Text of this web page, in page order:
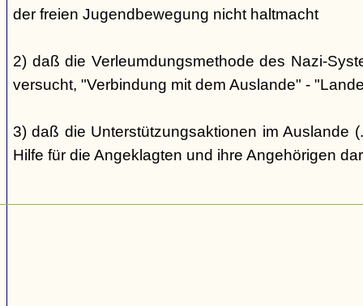
der freien Jugendbewegung nicht haltmacht
2) daß die Verleumdungsmethode des Nazi-
versucht, "Verbindung mit dem Auslande" -
3) daß die Unterstützungsaktionen im Auslande
Hilfe für die Angeklagten und ihre Angehörigen